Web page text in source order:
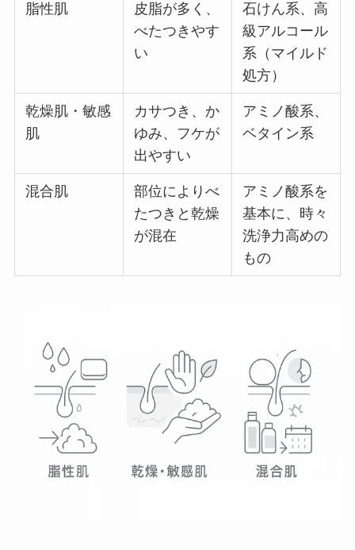
脂性肌
皮脂が多く、
べたつきやす
い
石けん系、高
級アルコール
系（マイルド
処方）
乾燥肌・敏感
肌
カサつき、か
ゆみ、フケが
出やすい
アミノ酸系、
ベタイン系
混合肌
部位によりべ
たつきと乾燥
が混在
アミノ酸系を
基本に、時々
洗浄力高めの
もの